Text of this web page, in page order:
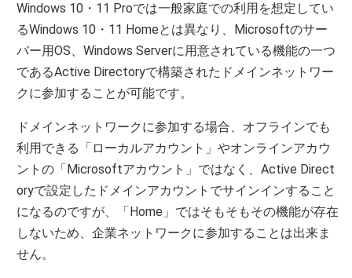
Windows 10・11 Proでは一般家庭での利用を想定してい
るWindows 10・11 Homeとは異なり、Microsoftのサー
バー用OS、Windows Serverに用意されている機能の一つ
であるActive Directoryで構築されたドメインネットワー
クに参加することが可能です。
ドメインネットワークに参加する場合、オフラインでも
利用できる「ローカルアカウント」やオンラインアカウ
ントの「Microsoftアカウント」ではなく、Active Direct
oryで設定したドメインアカウントでサインインすること
になるのですが、「Home」ではそもそもその機能が存在
しないため、企業ネットワークに参加することは出来ま
せん。